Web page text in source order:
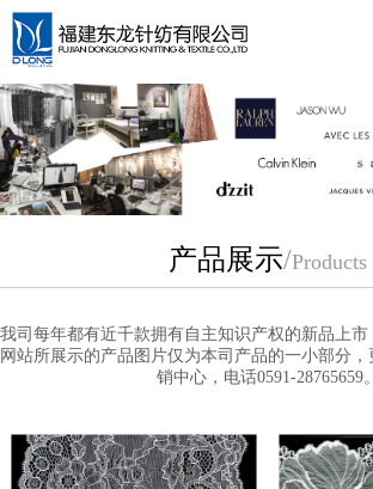
产品展示/Products
我司每年都有近千款拥有自主知识产权的新品上市
网站所展示的产品图片仅为本司产品的一小部分
销中心，电话0591-28765659。